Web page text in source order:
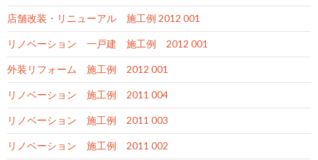
店舗改装・リニューアル 施工例 2012 001
リノベーション 一戸建 施工例 2012 001
外装リフォーム 施工例 2012 001
リノベーション 施工例 2011 004
リノベーション 施工例 2011 003
リノベーション 施工例 2011 002